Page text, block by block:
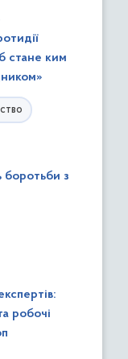
стане ким
боротьби з
робочі